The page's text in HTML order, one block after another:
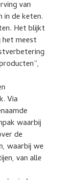
van
in de keten.
Het blijkt
meest
Via
waarbij
de
waarbij we
van alle